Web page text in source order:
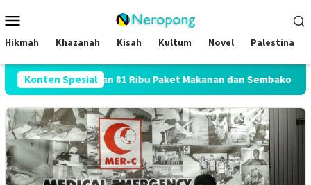
ke
kontenMobile
Hikmah Khazanah Kisah Kultum Novel Palestina
Konten Spesial
SAJID Bagikan 81 Ribu Paket Makanan dan Sembako